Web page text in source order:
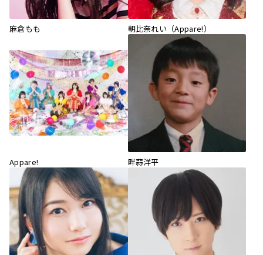
麻倉もも 朝比奈れい（Appare!）
Appare! 畔蒜洋平